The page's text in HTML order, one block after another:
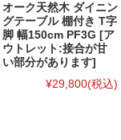
オーク天然木 ダイニン
グテーブル 棚付き T字
脚 幅150cm PF3G [ア
ウトレット:接合が甘
い部分があります]
¥29,800(税込)